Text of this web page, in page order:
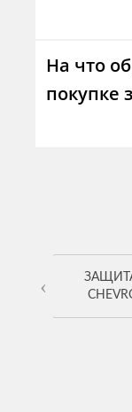
На что
покупке
‹